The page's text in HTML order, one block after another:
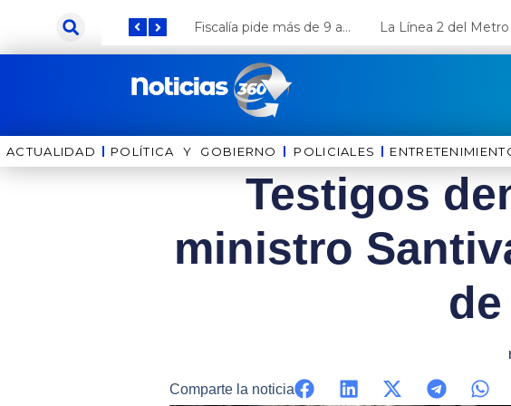
contenido
Fiscalía pide más de 9 años de cárcel para el diputado de oposición Harvey Colchado
ACTUALIDAD POLÍTICA Y GOBIERNO ⁠⁠POLICIALES
Testigos
ministro
Comparte la noticia